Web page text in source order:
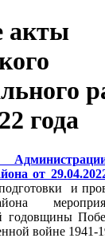
акты
года
от
и
годовщины
войне 1941-